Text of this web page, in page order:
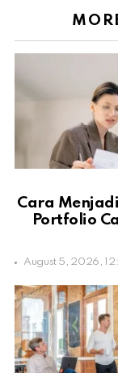
Cara
Portfolio
August 5, 2026,